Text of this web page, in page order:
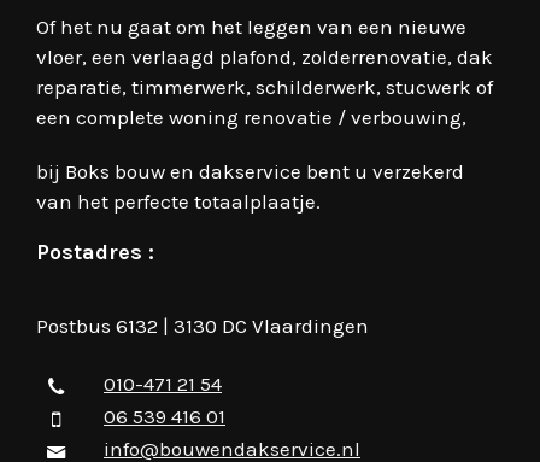
Of het nu gaat om het leggen van een nieuwe
vloer, een verlaagd plafond, zolderrenovatie, dak
reparatie, timmerwerk, schilderwerk, stucwerk of
een complete woning renovatie / verbouwing,
bij Boks bouw en dakservice bent u verzekerd
van het perfecte totaalplaatje.
Postadres :
Postbus 6132 | 3130 DC Vlaardingen
010-471 21 54
06 539 416 01
info@bouwendakservice.nl